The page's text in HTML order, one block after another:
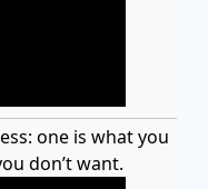
one is what you
don’t want.